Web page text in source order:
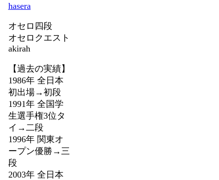
hasera
オセロ四段
オセロクエスト
akirah
【過去の実績】
1986年 全日本
初出場→初段
1991年 全国学
生選手権3位タ
イ→二段
1996年 関東オ
ープン優勝→三
段
2003年 全日本